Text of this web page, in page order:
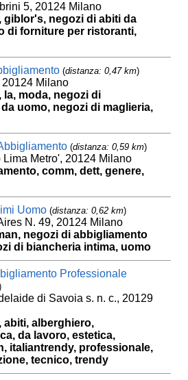
5, 20124 Milano
giblor's, negozi di abiti da
di forniture per ristoranti,
(distanza: 0,47 km)
Milano
moda, negozi di
uomo, negozi di maglieria,
(distanza: 0,59 km)
Metro', 20124 Milano
comm, dett, genere,
Uomo (distanza: 0,62 km)
N. 49, 20124 Milano
negozi di abbigliamento
di biancheria intima, uomo
Professionale
di Savoia s. n. c., 20129
abiti, alberghiero,
da lavoro, estetica,
italiantrendy, professionale,
tecnico, trendy